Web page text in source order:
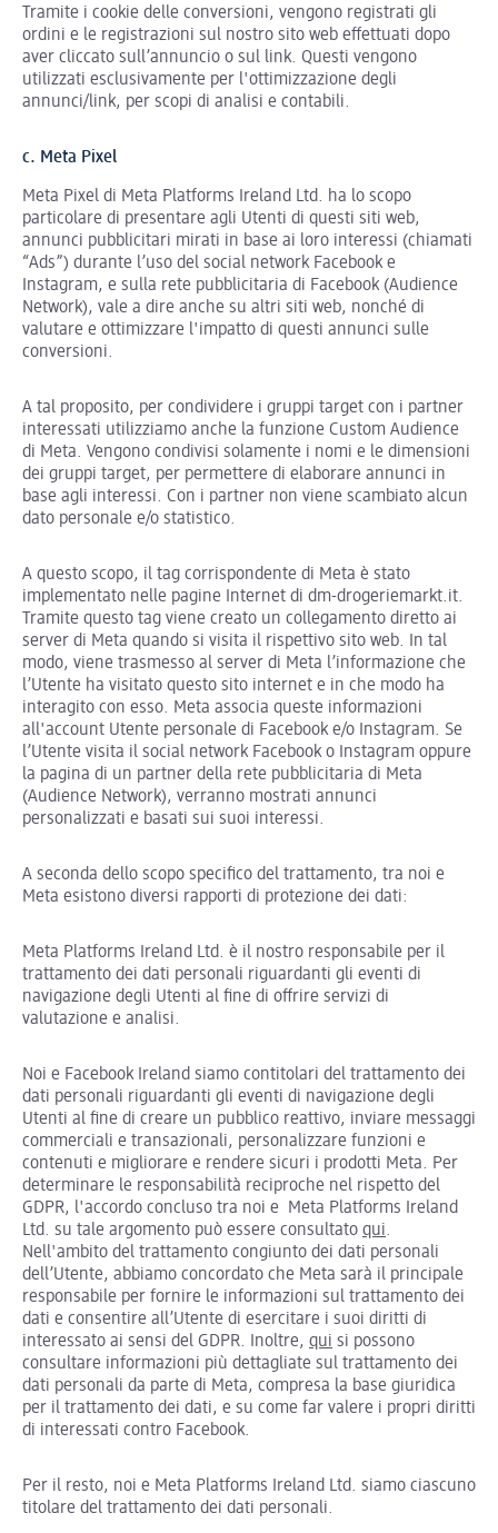
Tramite i cookie delle conversioni, vengono registrati gli
ordini e le registrazioni sul nostro sito web effettuati dopo
aver cliccato sull’annuncio o sul link. Questi vengono
utilizzati esclusivamente per l'ottimizzazione degli
annunci/link, per scopi di analisi e contabili.
c. Meta Pixel
Meta Pixel di Meta Platforms Ireland Ltd. ha lo scopo
particolare di presentare agli Utenti di questi siti web,
annunci pubblicitari mirati in base ai loro interessi (chiamati
“Ads”) durante l’uso del social network Facebook e
Instagram, e sulla rete pubblicitaria di Facebook (Audience
Network), vale a dire anche su altri siti web, nonché di
valutare e ottimizzare l'impatto di questi annunci sulle
conversioni.
A tal proposito, per condividere i gruppi target con i partner
interessati utilizziamo anche la funzione Custom Audience
di Meta. Vengono condivisi solamente i nomi e le dimensioni
dei gruppi target, per permettere di elaborare annunci in
base agli interessi. Con i partner non viene scambiato alcun
dato personale e/o statistico.
A questo scopo, il tag corrispondente di Meta è stato
implementato nelle pagine Internet di dm-drogeriemarkt.it.
Tramite questo tag viene creato un collegamento diretto ai
server di Meta quando si visita il rispettivo sito web. In tal
modo, viene trasmesso al server di Meta l’informazione che
l’Utente ha visitato questo sito internet e in che modo ha
interagito con esso. Meta associa queste informazioni
all'account Utente personale di Facebook e/o Instagram. Se
l’Utente visita il social network Facebook o Instagram oppure
la pagina di un partner della rete pubblicitaria di Meta
(Audience Network), verranno mostrati annunci
personalizzati e basati sui suoi interessi.
A seconda dello scopo specifico del trattamento, tra noi e
Meta esistono diversi rapporti di protezione dei dati:
Meta Platforms Ireland Ltd. è il nostro responsabile per il
trattamento dei dati personali riguardanti gli eventi di
navigazione degli Utenti al fine di offrire servizi di
valutazione e analisi.
Noi e Facebook Ireland siamo contitolari del trattamento dei
dati personali riguardanti gli eventi di navigazione degli
Utenti al fine di creare un pubblico reattivo, inviare messaggi
commerciali e transazionali, personalizzare funzioni e
contenuti e migliorare e rendere sicuri i prodotti Meta. Per
determinare le responsabilità reciproche nel rispetto del
GDPR, l'accordo concluso tra noi e Meta Platforms Ireland
Ltd. su tale argomento può essere consultato qui.
Nell'ambito del trattamento congiunto dei dati personali
dell’Utente, abbiamo concordato che Meta sarà il principale
responsabile per fornire le informazioni sul trattamento dei
dati e consentire all’Utente di esercitare i suoi diritti di
interessato ai sensi del GDPR. Inoltre, qui si possono
consultare informazioni più dettagliate sul trattamento dei
dati personali da parte di Meta, compresa la base giuridica
per il trattamento dei dati, e su come far valere i propri diritti
di interessati contro Facebook.
Per il resto, noi e Meta Platforms Ireland Ltd. siamo ciascuno
titolare del trattamento dei dati personali.